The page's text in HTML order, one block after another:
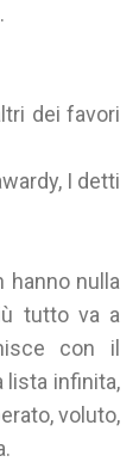
dei favori
I detti
hanno nulla
tutto va a
con il
lista infinita,
voluto,